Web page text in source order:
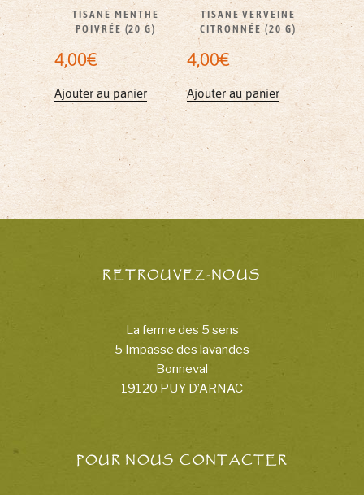
TISANE MENTHE
POIVRÉE (20 G)
4,00€
Ajouter au panier
TISANE VERVEINE
CITRONNÉE (20 G)
4,00€
Ajouter au panier
RETROUVEZ-NOUS
La ferme des 5 sens
5 Impasse des lavandes
Bonneval
19120 PUY D’ARNAC
POUR NOUS CONTACTER